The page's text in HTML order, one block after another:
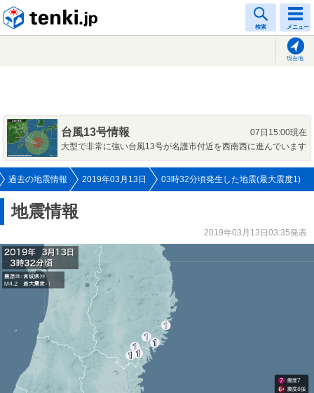
検索 メニュー
現在地
台風13号情報
07日15:00現在
大型で非常に強い台風13号が名護市付近を西南西に進んでいます
過去の地震情報 2019年03月13日 03時32分頃発生した地震(最大震度1)
地震情報
2019年03月13日03:35発表